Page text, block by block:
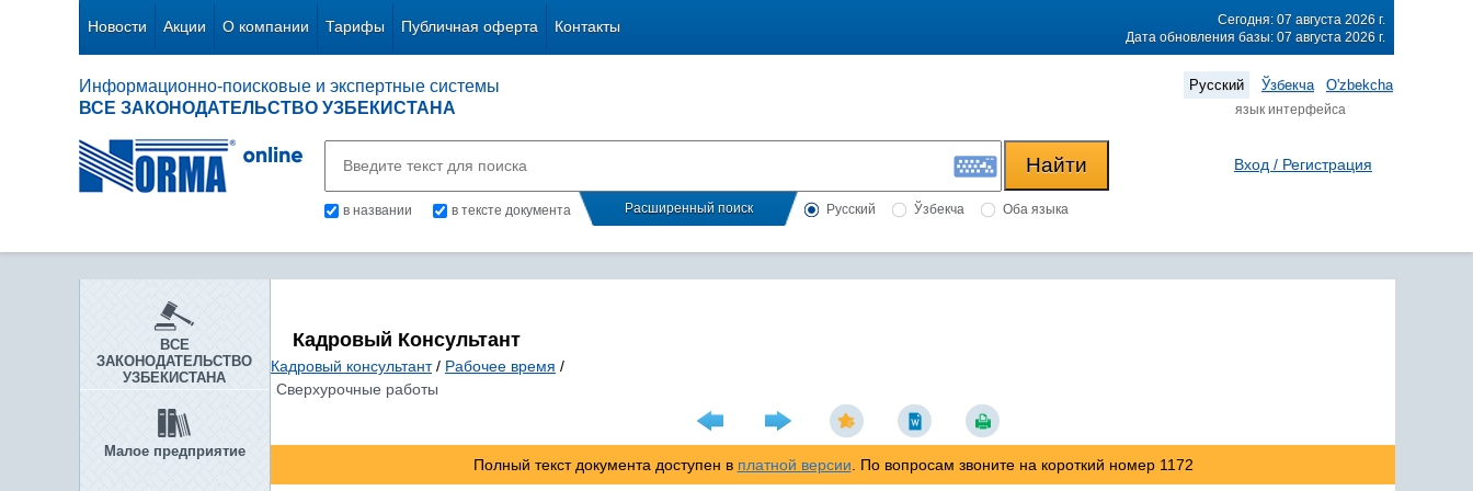
Новости Акции О компании Тарифы Публичная оферта Контакты
Сегодня: 07 августа 2026 г.
Дата обновления базы: 07 августа 2026 г.
Информационно-поисковые и экспертные системы
ВСЕ ЗАКОНОДАТЕЛЬСТВО УЗБЕКИСТАНА
Русский Ўзбекча O'zbekcha
язык интерфейса
в названии в тексте документа Расширенный поиск Русский Ўзбекча Оба языка
Вход / Регистрация
ВСЕ
ЗАКОНОДАТЕЛЬСТВО
УЗБЕКИСТАНА
Малое предприятие
Кадровый Консультант
Кадровый консультант / Рабочее время /
Сверхурочные работы
Полный текст документа доступен в платной версии . По вопросам звоните на короткий номер 1172